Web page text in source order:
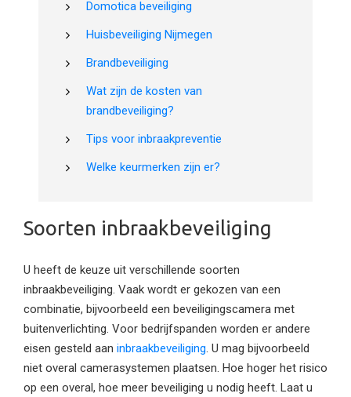
Domotica beveiliging
Huisbeveiliging Nijmegen
Brandbeveiliging
Wat zijn de kosten van
brandbeveiliging?
Tips voor inbraakpreventie
Welke keurmerken zijn er?
Soorten inbraakbeveiliging
U heeft de keuze uit verschillende soorten
inbraakbeveiliging. Vaak wordt er gekozen van een
combinatie, bijvoorbeeld een beveiligingscamera met
buitenverlichting. Voor bedrijfspanden worden er andere
eisen gesteld aan inbraakbeveiliging. U mag bijvoorbeeld
niet overal camerasystemen plaatsen. Hoe hoger het risico
op een overal, hoe meer beveiliging u nodig heeft. Laat u